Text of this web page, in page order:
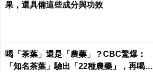
果，還具備這些成分與功效
喝「茶葉」還是「農藥」？CBC驚爆：
「知名茶葉」驗出「22種農藥」，再喝癌